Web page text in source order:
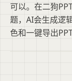
可以。在二狗
题，AI会生成逻
色和一键导出